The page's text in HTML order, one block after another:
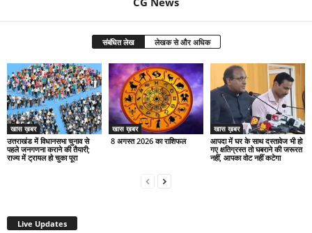
संबंधित लेख लेखक से और अधिक
खास ख़बर
उत्तराखंड में विधानसभा चुनाव से
पहले जनगणना कराने की तैयारी;
राज्य में ट्रायल हो चुका पूरा
खास ख़बर
8 अगस्त 2026 का राशिफल
खास ख़बर
आपदा में घर के साथ दस्तावेज भी हो
गए क्षतिग्रस्त तो घबराने की जरूरत
नहीं, आपका वोट नहीं कटेगा
Live Updates